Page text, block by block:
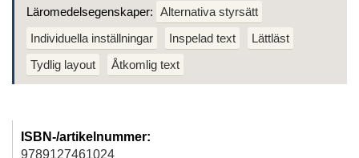
Läromedelsegenskaper: Alternativa styrsätt
Individuella inställningar
Inspelad text
Lättläst
Tydlig layout
Åtkomlig text
ISBN-/artikelnummer:
9789127461024